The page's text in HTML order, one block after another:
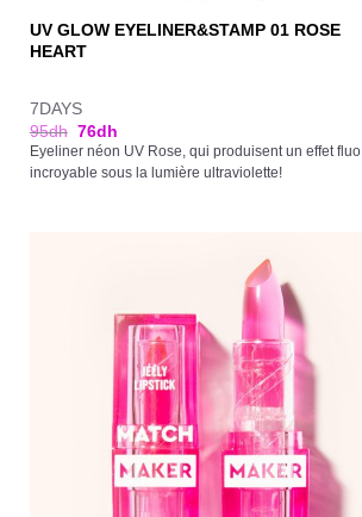
UV GLOW EYELINER&STAMP 01 ROSE
HEART
7DAYS
95dh 76dh
Eyeliner néon UV Rose, qui produisent un effet fluo
incroyable sous la lumière ultraviolette!